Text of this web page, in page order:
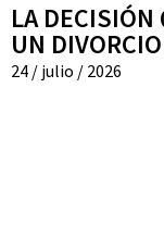
LA
UN
24 / julio / 2026